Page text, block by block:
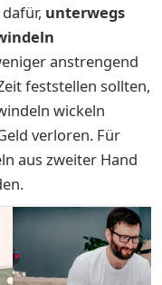
unterwegs
anstrengend
feststellen sollten,
wickeln
verloren. Für
aus zweiter Hand